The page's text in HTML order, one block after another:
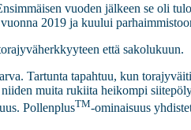
vuoden jälkeen se oli
2019 ja kuului
että sakolukuun.
Tartunta tapahtuu, kun
muita rukiita heikompi
PollenplusTM-ominaisuus